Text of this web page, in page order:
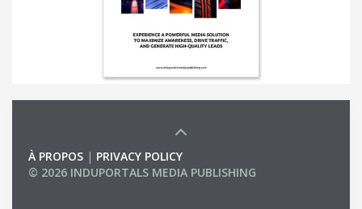
À PROPOS | PRIVACY POLICY
© 2026 INDUPORTALS MEDIA PUBLISHING